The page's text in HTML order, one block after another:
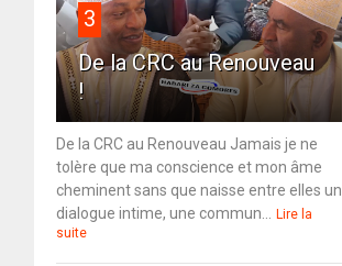
3
De la CRC au Renouveau
!
De la CRC au Renouveau Jamais je ne
tolère que ma conscience et mon âme
cheminent sans que naisse entre elles un
dialogue intime, une commun...
Lire la
suite